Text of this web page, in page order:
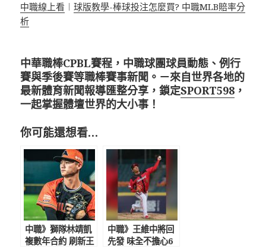
中職線上看 ︱球版教學-棒球投注怎麼買? 中職MLB賠率分
析
中華職棒CPBL賽程，中職球團球員動態、例行
賽與季後賽等職棒賽事新聞。－來自世界各地的
最新體育新聞報導匯整分享，鎖定SPORT598 ，
一起掌握體壇世界的大小事！
你可能還想看…
中職》獅隊林靖凱
複數年合約 刷新王
中職》王維中將回
先發 味全不擔心6